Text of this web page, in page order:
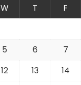
W T F
5 6 7
12 13 14